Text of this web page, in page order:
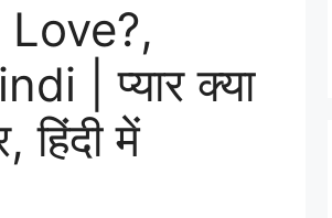
| प्यार क्या
हिंदी में